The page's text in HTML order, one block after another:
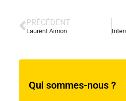
PRÉCÉDENT
Laurent Aimon
Qui sommes-nous ?